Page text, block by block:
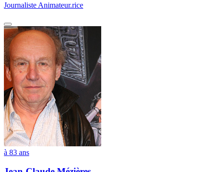
Journaliste Animateur.rice
à 83 ans